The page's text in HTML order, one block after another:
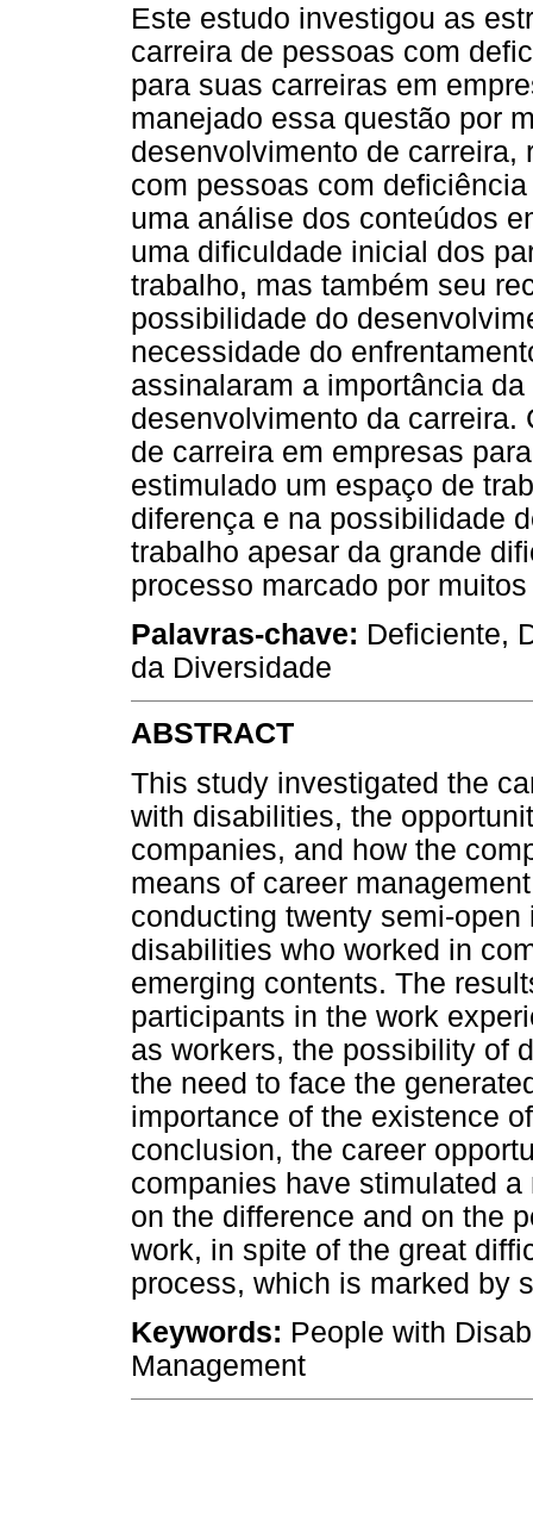
Este estudo investigou as
carreira de pessoas com
para suas carreiras em
manejado essa questão por
desenvolvimento de
com pessoas com
uma análise dos conteúdos
uma dificuldade inicial dos
trabalho, mas também seu
possibilidade do
necessidade do
assinalaram a importância
desenvolvimento da
de carreira em empresas
estimulado um espaço de
diferença e na possibilidade
trabalho apesar da grande
processo marcado por
Palavras-chave: Deficiente,
da Diversidade
ABSTRACT
This study investigated the
with disabilities, the
companies, and how the
means of career
conducting twenty semi-
disabilities who worked in
emerging contents. The
participants in the work
as workers, the possibility of
the need to face the
importance of the existence
conclusion, the career
companies have stimulated
on the difference and on the
work, in spite of the great
process, which is marked by
Keywords: People with
Management